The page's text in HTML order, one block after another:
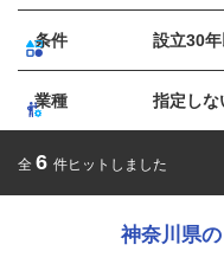
条件 設立30
業種 指定しな
全 6 件ヒットしました
神奈川県